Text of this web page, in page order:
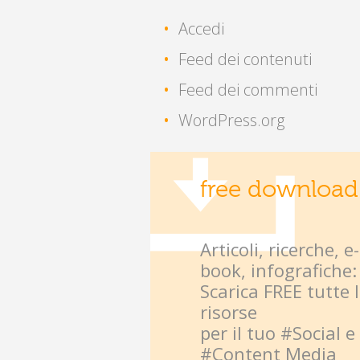
Accedi
Feed dei contenuti
Feed dei commenti
WordPress.org
free download
Articoli, ricerche, e-
book, infografiche:
Scarica FREE tutte
risorse
per il tuo #Social e
#Content Media